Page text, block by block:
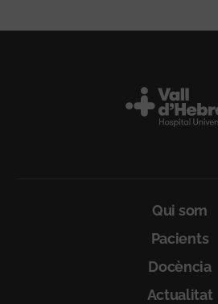
Qui som
Pacients
Docència
Actualitat